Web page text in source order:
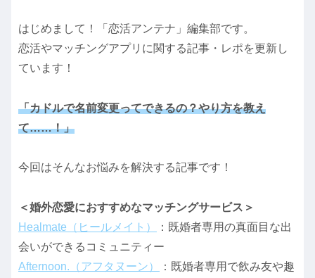
はじめまして！「恋活アンテナ」編集部です。
恋活やマッチングアプリに関する記事・レポを更新し
ています！
「カドルで名前変更ってできるの？やり方を教え
て……！」
今回はそんなお悩みを解決する記事です！
＜婚外恋愛におすすめなマッチングサービス＞
Healmate（ヒールメイト）
：既婚者専用の真面目な出
会いができるコミュニティー
Afternoon.（アフタヌーン）
：既婚者専用で飲み友や趣